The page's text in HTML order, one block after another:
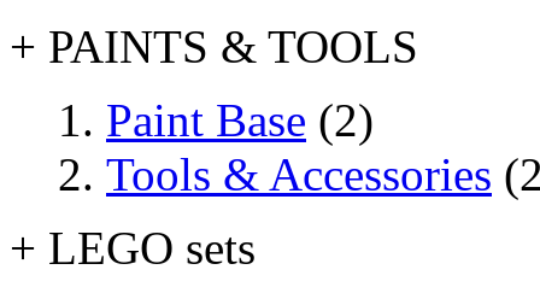
+ PAINTS & TOOLS
Paint Base (2)
Tools & Accessories
+ LEGO sets